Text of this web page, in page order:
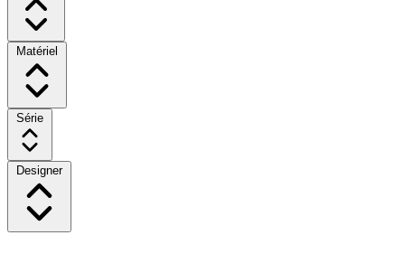
Matériel
Série
Designer